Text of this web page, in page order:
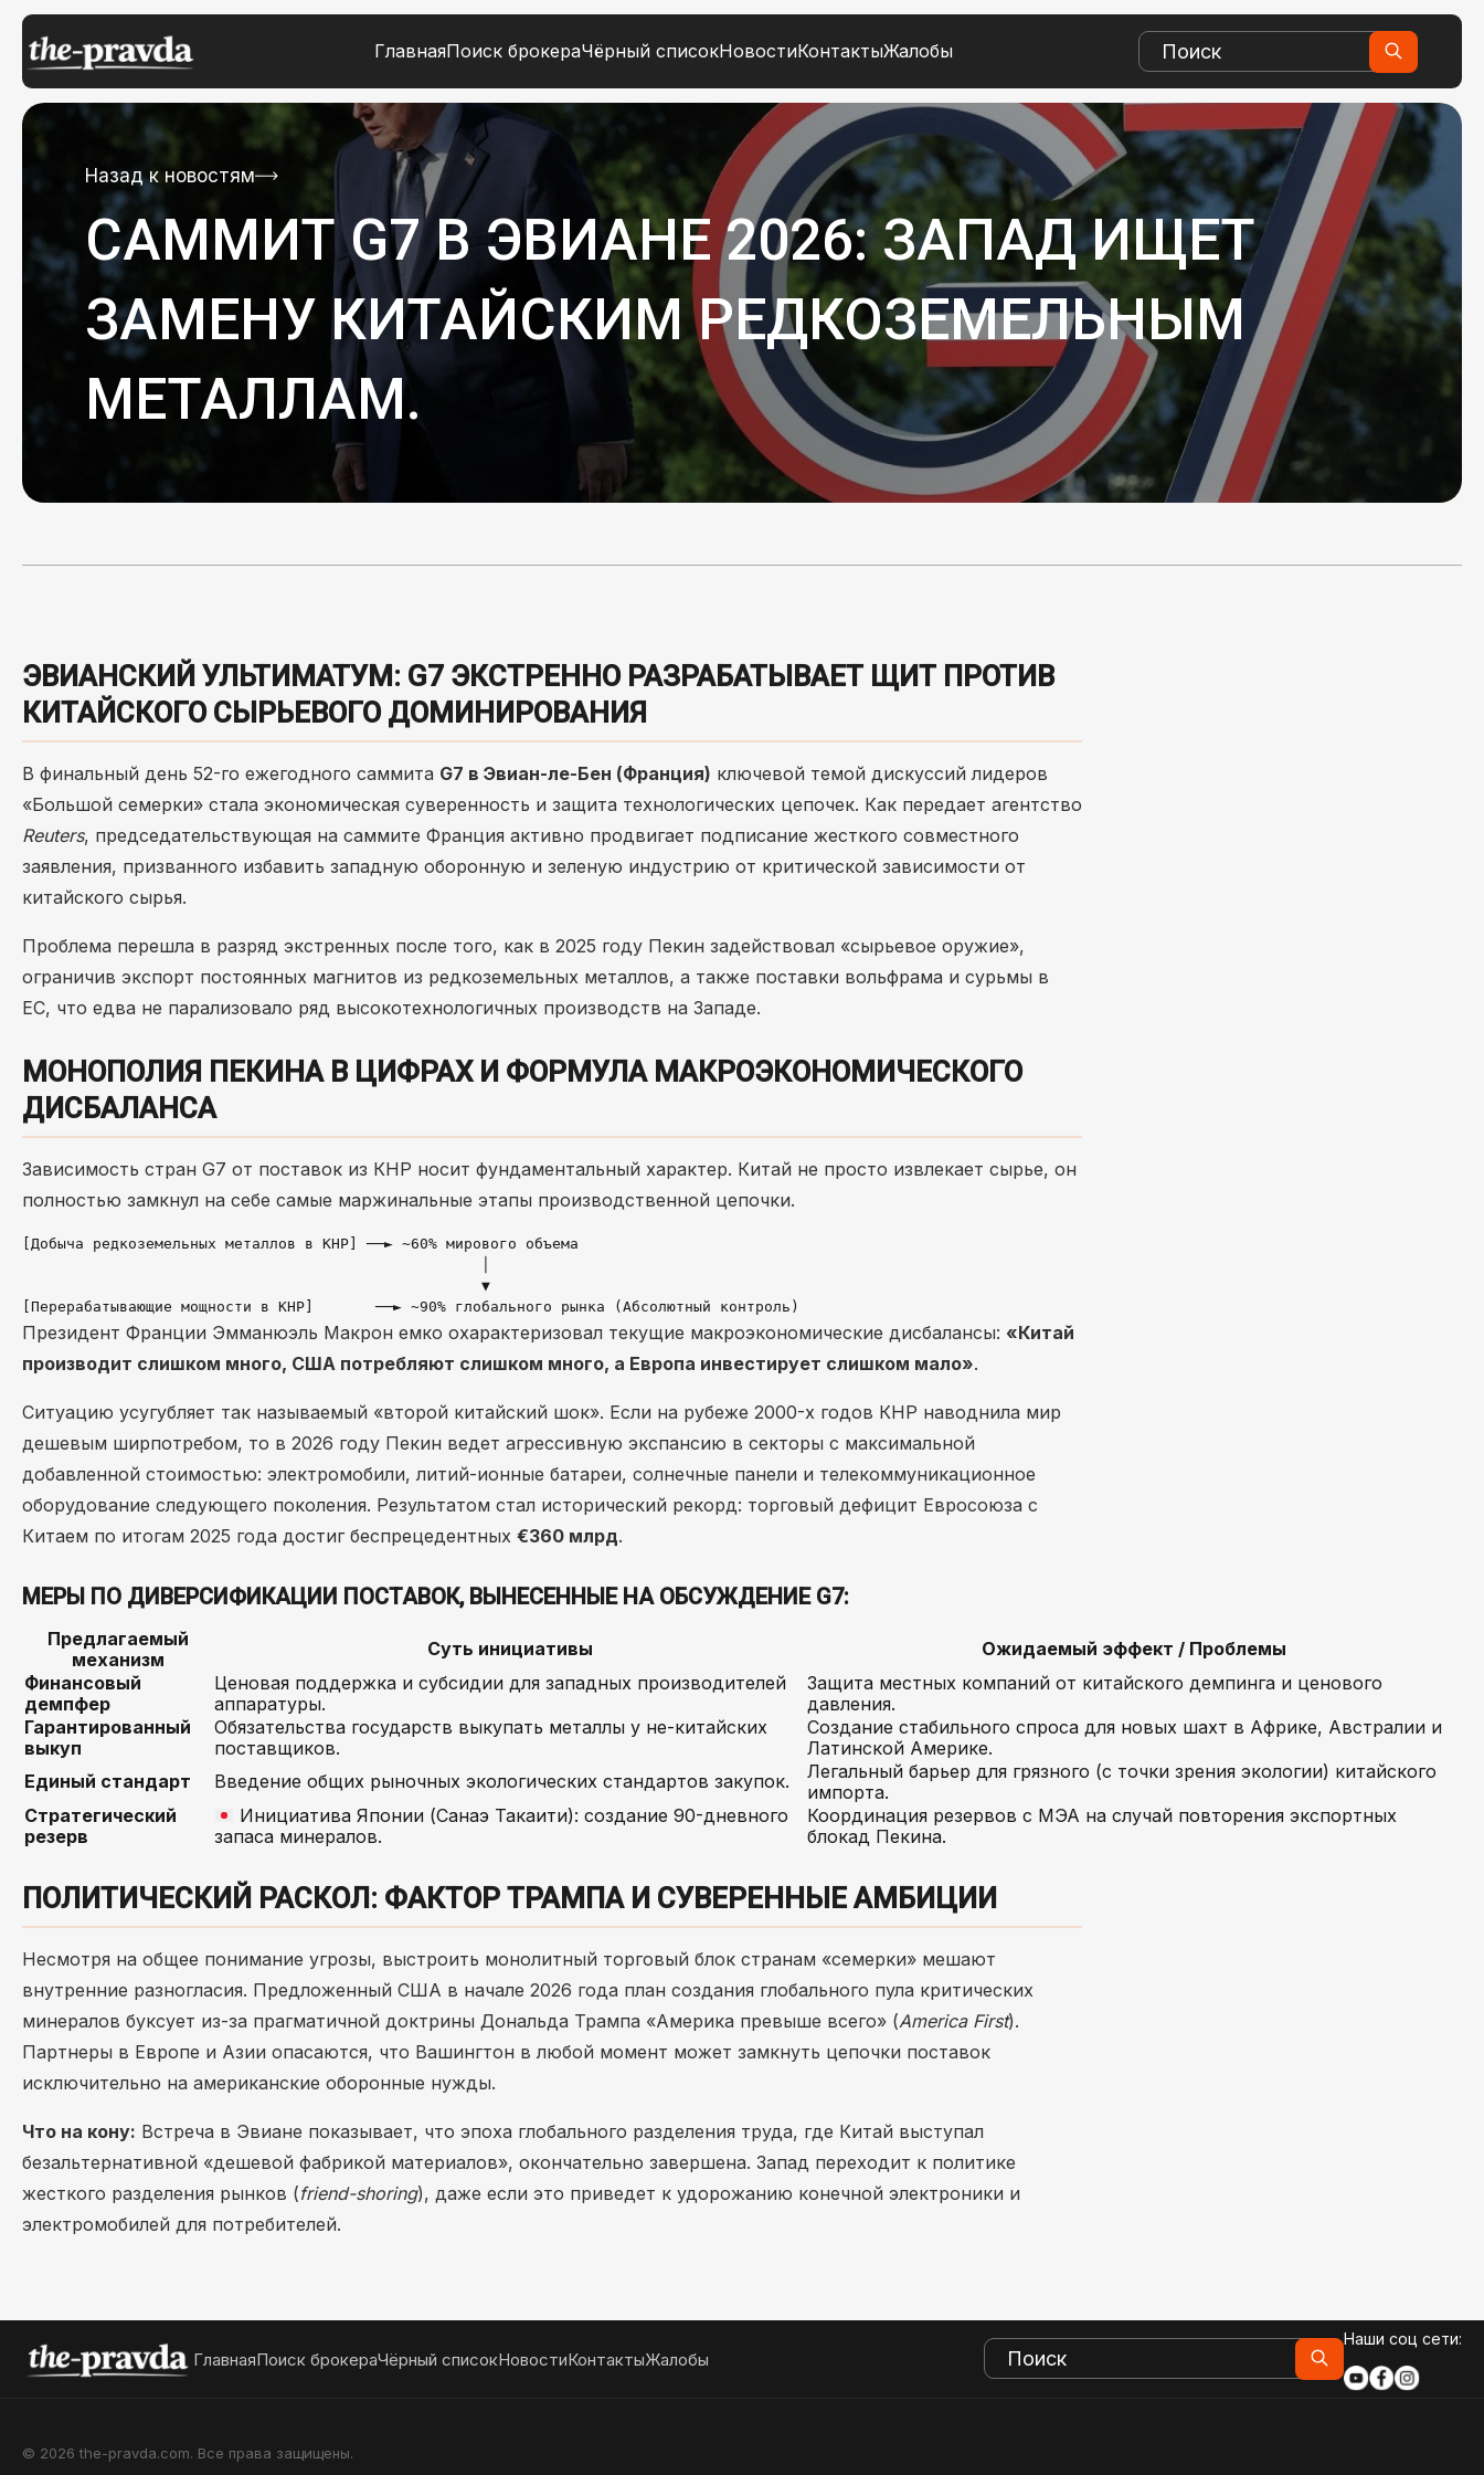
ГлавнаяПоиск брокераЧёрный списокНовостиКонтактыЖалобы
Назад к новостям
САММИТ G7 В ЭВИАНЕ 2026: ЗАПАД ИЩЕТ
ЗАМЕНУ КИТАЙСКИМ РЕДКОЗЕМЕЛЬНЫМ
МЕТАЛЛАМ.
ЭВИАНСКИЙ УЛЬТИМАТУМ: G7 ЭКСТРЕННО РАЗРАБАТЫВАЕТ ЩИТ ПРОТИВ
КИТАЙСКОГО СЫРЬЕВОГО ДОМИНИРОВАНИЯ
В финальный день 52-го ежегодного саммита G7 в Эвиан-ле-Бен (Франция) ключевой темой дискуссий лидеров
«Большой семерки» стала экономическая суверенность и защита технологических цепочек. Как передает агентство
Reuters, председательствующая на саммите Франция активно продвигает подписание жесткого совместного
заявления, призванного избавить западную оборонную и зеленую индустрию от критической зависимости от
китайского сырья.
Проблема перешла в разряд экстренных после того, как в 2025 году Пекин задействовал «сырьевое оружие»,
ограничив экспорт постоянных магнитов из редкоземельных металлов, а также поставки вольфрама и сурьмы в
ЕС, что едва не парализовало ряд высокотехнологичных производств на Западе.
МОНОПОЛИЯ ПЕКИНА В ЦИФРАХ И ФОРМУЛА МАКРОЭКОНОМИЧЕСКОГО
ДИСБАЛАНСА
Зависимость стран G7 от поставок из КНР носит фундаментальный характер. Китай не просто извлекает сырье, он
полностью замкнул на себе самые маржинальные этапы производственной цепочки.
[Добыча редкоземельных металлов в КНР] ──► ~60% мирового объема
                                                    ▼
Президент Франции Эмманюэль Макрон емко охарактеризовал текущие макроэкономические дисбалансы: «Китай
производит слишком много, США потребляют слишком много, а Европа инвестирует слишком мало».
Ситуацию усугубляет так называемый «второй китайский шок». Если на рубеже 2000-х годов КНР наводнила мир
дешевым ширпотребом, то в 2026 году Пекин ведет агрессивную экспансию в секторы с максимальной
добавленной стоимостью: электромобили, литий-ионные батареи, солнечные панели и телекоммуникационное
оборудование следующего поколения. Результатом стал исторический рекорд: торговый дефицит Евросоюза с
Китаем по итогам 2025 года достиг беспрецедентных €360 млрд.
МЕРЫ ПО ДИВЕРСИФИКАЦИИ ПОСТАВОК, ВЫНЕСЕННЫЕ НА ОБСУЖДЕНИЕ G7:
Предлагаемый
механизм
Суть инициативы
Ожидаемый эффект / Проблемы
Финансовый
демпфер
Ценовая поддержка и субсидии для западных производителей
аппаратуры.
Защита местных компаний от китайского демпинга и ценового
давления.
Гарантированный
выкуп
Обязательства государств выкупать металлы у не-китайских
поставщиков.
Создание стабильного спроса для новых шахт в Африке, Австралии и
Латинской Америке.
Единый стандарт
Введение общих рыночных экологических стандартов закупок.
Легальный барьер для грязного (с точки зрения экологии) китайского
импорта.
Стратегический
резерв
Инициатива Японии (Санаэ Такаити): создание 90-дневного
запаса минералов.
Координация резервов с МЭА на случай повторения экспортных
блокад Пекина.
ПОЛИТИЧЕСКИЙ РАСКОЛ: ФАКТОР ТРАМПА И СУВЕРЕННЫЕ АМБИЦИИ
Несмотря на общее понимание угрозы, выстроить монолитный торговый блок странам «семерки» мешают
внутренние разногласия. Предложенный США в начале 2026 года план создания глобального пула критических
минералов буксует из-за прагматичной доктрины Дональда Трампа «Америка превыше всего» (America First).
Партнеры в Европе и Азии опасаются, что Вашингтон в любой момент может замкнуть цепочки поставок
исключительно на американские оборонные нужды.
Что на кону: Встреча в Эвиане показывает, что эпоха глобального разделения труда, где Китай выступал
безальтернативной «дешевой фабрикой материалов», окончательно завершена. Запад переходит к политике
жесткого разделения рынков (friend-shoring), даже если это приведет к удорожанию конечной электроники и
электромобилей для потребителей.
ГлавнаяПоиск брокераЧёрный списокНовостиКонтактыЖалобы
Наши соц сети:
© 2026 the-pravda.com. Все права защищены.